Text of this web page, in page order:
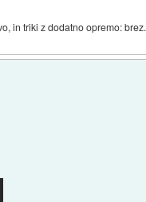
in triki z dodatno opremo: brez.